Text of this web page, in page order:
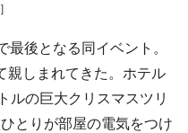
後となる同イベント。
親しまれてきた。ホテル
ルの巨大クリスマスツリ
とりが部屋の電気をつけ